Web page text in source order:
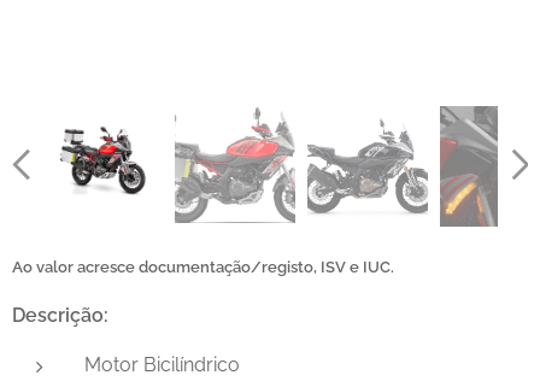
Ao valor acresce documentação/registo, ISV e IUC.
Descrição:
Motor Bicilíndrico